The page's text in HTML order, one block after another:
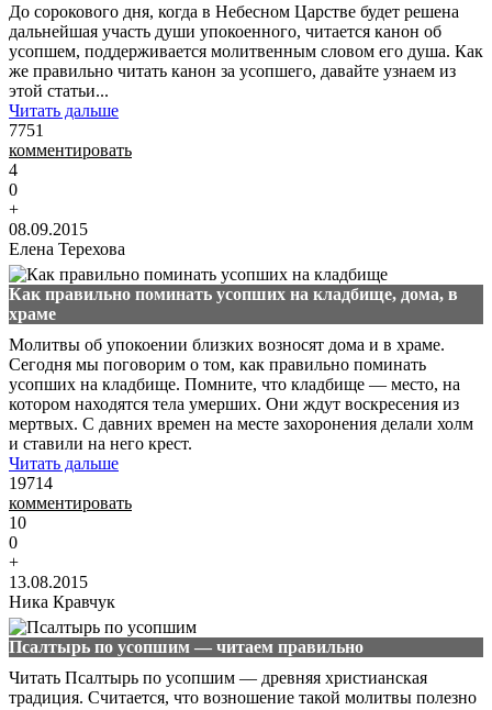
До сорокового дня, когда в Небесном Царстве будет решена
дальнейшая участь души упокоенного, читается канон об
усопшем, поддерживается молитвенным словом его душа. Как
же правильно читать канон за усопшего, давайте узнаем из
этой статьи...
Читать дальше
7751
комментировать
4
0
+
08.09.2015
Елена Терехова
Как правильно поминать усопших на кладбище, дома, в
храме
Молитвы об упокоении близких возносят дома и в храме.
Сегодня мы поговорим о том, как правильно поминать
усопших на кладбище. Помните, что кладбище — место, на
котором находятся тела умерших. Они ждут воскресения из
мертвых. С давних времен на месте захоронения делали холм
и ставили на него крест.
Читать дальше
19714
комментировать
10
0
+
13.08.2015
Ника Кравчук
Псалтырь по усопшим — читаем правильно
Читать Псалтырь по усопшим — древняя христианская
традиция. Считается, что возношение такой молитвы полезно